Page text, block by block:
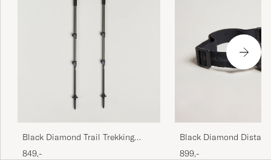
Black Diamond Trail Trekking
Poles Pine Smoke
849,-
Black Diamond
Headlamp Black Alloy
899,-